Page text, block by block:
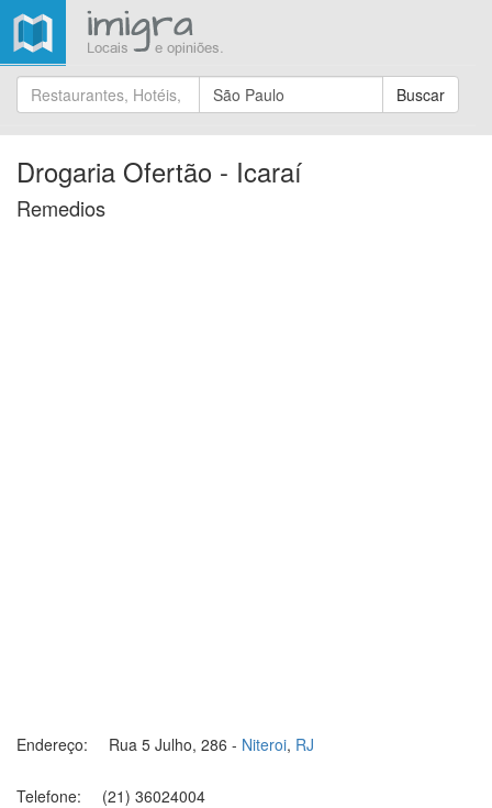
Buscar
Drogaria Ofertão - Icaraí
Remedios
Endereço: Rua 5 Julho, 286 - Niteroi, RJ
Telefone: (21) 36024004